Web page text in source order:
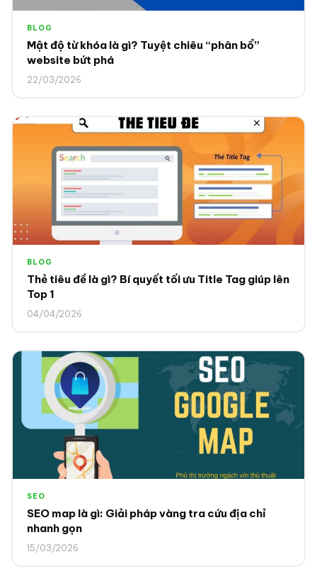
BLOG
Mật độ từ khóa là gì? Tuyệt chiêu “phân bổ”
website bứt phá
22/03/2026
BLOG
Thẻ tiêu đề là gì? Bí quyết tối ưu Title Tag giúp lên
Top 1
04/04/2026
SEO
SEO map là gì: Giải pháp vàng tra cứu địa chỉ
nhanh gọn
15/03/2026